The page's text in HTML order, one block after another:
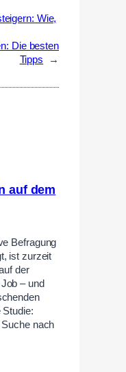
Wie,
Die besten
Tipps
→
auf dem
Befragung
ist zurzeit
der
– und
Studie:
nach